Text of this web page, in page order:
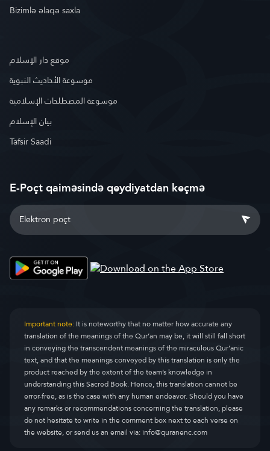
Bizimlə əlaqə saxla
موقع دار الإسلام
موسوعة الأحاديث النبوية
موسوعة المصطلحات الإسلامية
بيان الإسلام
Tafsir Saadi
E-Poçt qaiməsində qeydiyatdan keçmə
Important note:It is noteworthy that no matter how accurate any
translation of the meanings of the Qur’an may be, it will still fall short
in conveying the transcendent meanings of the miraculous Qur’anic
text, and that the meanings conveyed by this translation is only the
product reached by the extent of the team’s knowledge in
understanding this Sacred Book. Hence, this translation cannot be
error-free, as is the case with any human endeavor. Should you have
any remarks or recommendations concerning the translation, please
do not hesitate to write in the comment box next to each verse on
the website, or send us an email via:info@quranenc.com